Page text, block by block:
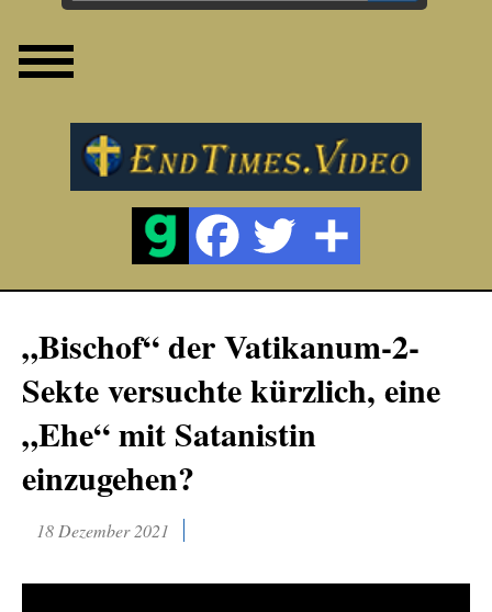
„Bischof“ der Vatikanum-2-
Sekte versuchte kürzlich, eine
„Ehe“ mit Satanistin
einzugehen?
18 Dezember 2021